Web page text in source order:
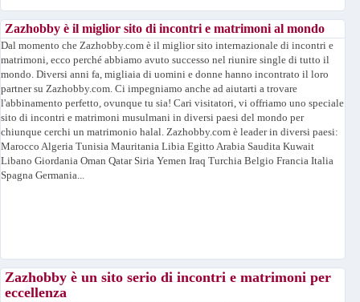
Zazhobby è il miglior sito di incontri e matrimoni al mondo
Dal momento che Zazhobby.com è il miglior sito internazionale di incontri e
matrimoni, ecco perché abbiamo avuto successo nel riunire single di tutto il
mondo. Diversi anni fa, migliaia di uomini e donne hanno incontrato il loro
partner su Zazhobby.com. Ci impegniamo anche ad aiutarti a trovare
l'abbinamento perfetto, ovunque tu sia! Cari visitatori, vi offriamo uno speciale
sito di incontri e matrimoni musulmani in diversi paesi del mondo per
chiunque cerchi un matrimonio halal. Zazhobby.com è leader in diversi paesi:
Marocco Algeria Tunisia Mauritania Libia Egitto Arabia Saudita Kuwait
Libano Giordania Oman Qatar Siria Yemen Iraq Turchia Belgio Francia Italia
Spagna Germania...
Zazhobby è un sito serio di incontri e matrimoni per
eccellenza